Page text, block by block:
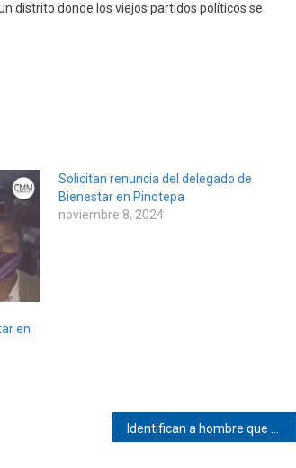
distrito donde los viejos partidos políticos se
en
Solicitan renuncia del delegado de
Bienestar en Pinotepa
noviembre 8, 2024